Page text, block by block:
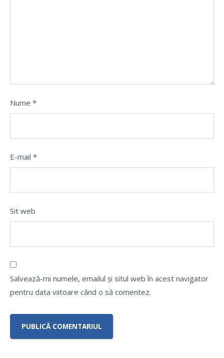
Nume *
E-mail *
Sit web
Salvează-mi numele, emailul și situl web în acest navigator
pentru data viitoare când o să comentez.